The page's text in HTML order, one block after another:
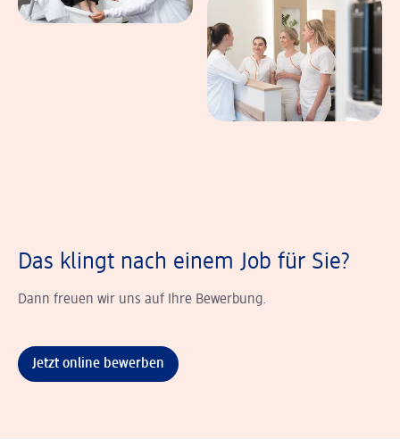
Das klingt nach einem Job für Sie?
Dann freuen wir uns auf Ihre Bewerbung.
Jetzt online bewerben